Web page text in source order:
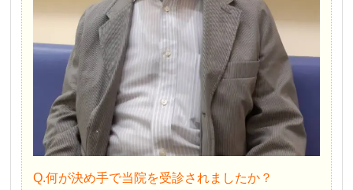
Q.何が決め手で当院を受診されましたか？